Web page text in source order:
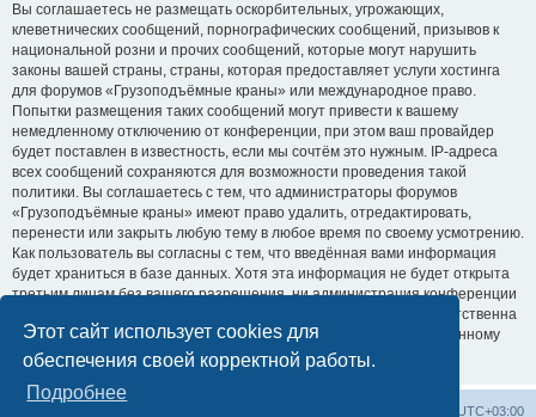
Этот сайт использует cookies для
обеспечения своей корректной работы.
Подробнее
Вы соглашаетесь не размещать оскорбительных, угрожающих,
клеветнических сообщений, порнографических сообщений, призывов к
национальной розни и прочих сообщений, которые могут нарушить
законы вашей страны, страны, которая предоставляет услуги хостинга
для форумов «Грузоподъёмные краны» или международное право.
Попытки размещения таких сообщений могут привести к вашему
немедленному отключению от конференции, при этом ваш провайдер
будет поставлен в известность, если мы сочтём это нужным. IP-адреса
всех сообщений сохраняются для возможности проведения такой
политики. Вы соглашаетесь с тем, что администраторы форумов
«Грузоподъёмные краны» имеют право удалить, отредактировать,
перенести или закрыть любую тему в любое время по своему усмотрению.
Как пользователь вы согласны с тем, что введённая вами информация
будет храниться в базе данных. Хотя эта информация не будет открыта
третьим лицам без вашего разрешения, ни администрация конференции
«Грузоподъёмные краны», ни phpBB Limited не может быть ответственна
за действия хакеров, которые могут привести к несанкционированному
доступу к ней.
UTC+03:00